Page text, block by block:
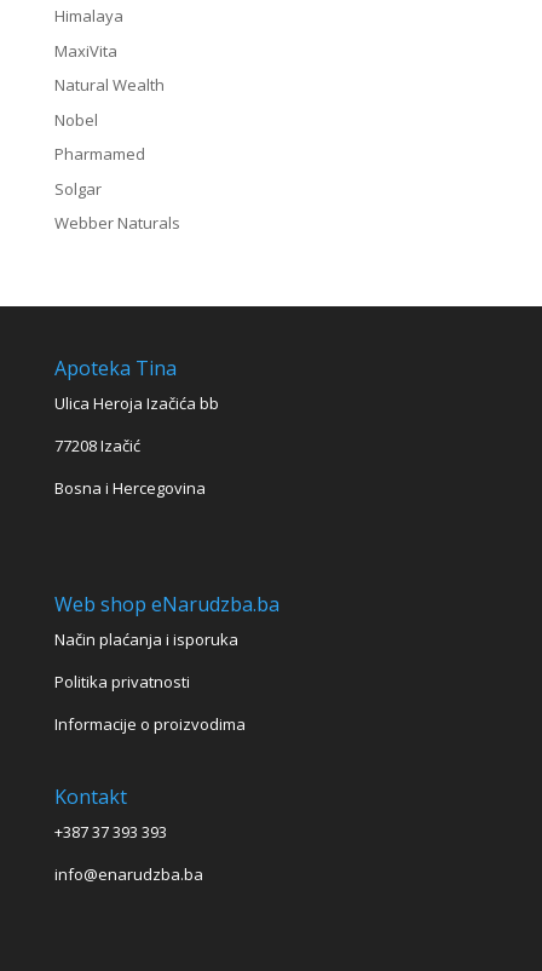
Himalaya
MaxiVita
Natural Wealth
Nobel
Pharmamed
Solgar
Webber Naturals
Apoteka Tina
Ulica Heroja Izačića bb
77208 Izačić
Bosna i Hercegovina
Web shop eNarudzba.ba
Način plaćanja i isporuka
Politika privatnosti
Informacije o proizvodima
Kontakt
+387 37 393 393
info@enarudzba.ba